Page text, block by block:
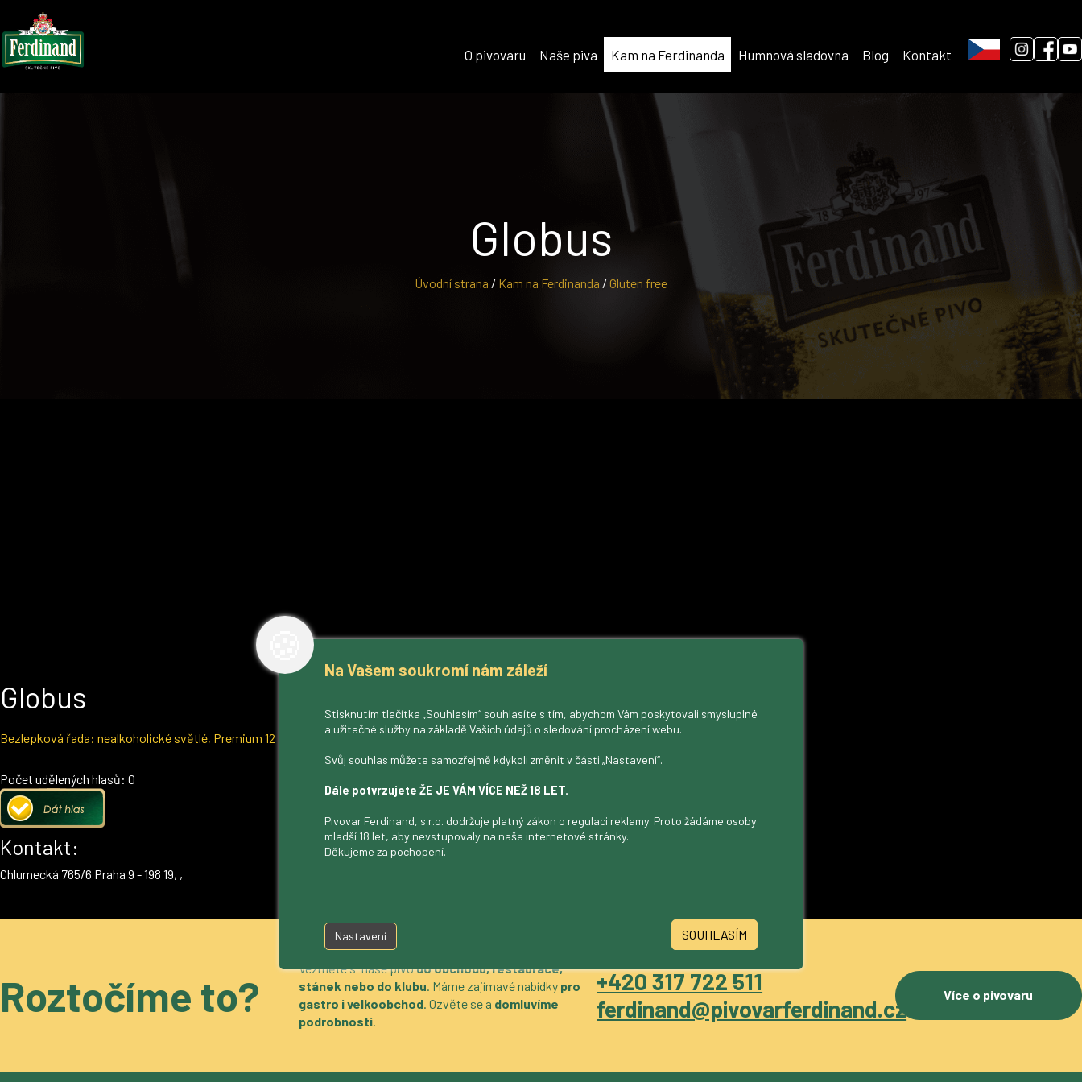
Na Vašem soukromí nám záleží
Stisknutím tlačítka „Souhlasím“ souhlasíte s tím, abychom Vám poskytovali smysluplné
a užitečné služby na základě Vašich údajů o sledování procházení webu.
Svůj souhlas můžete samozřejmě kdykoli změnit v části „Nastavení“.
Dále potvrzujete ŽE JE VÁM VÍCE NEŽ 18 LET.
Pivovar Ferdinand, s.r.o. dodržuje platný zákon o regulaci reklamy. Proto žádáme osoby
mladší 18 let, aby nevstupovaly na naše internetové stránky.
Děkujeme za pochopení.
Nastavení SOUHLASÍM
O pivovaru Naše piva Kam na Ferdinanda Humnová sladovna Blog Kontakt
Úvodní strana / Kam na Ferdinanda / Gluten free
Globus
Globus
Bezlepková řada: nealkoholické světlé, Premium 12 %, polotmavé Sedm kulí 13 %
Počet udělených hlasů: 0
Kontakt:
Chlumecká 765/6 Praha 9 - 198 19, ,
Roztočíme to?
Vezměte si naše pivodo obchodu, restaurace,
stánek nebo do klubu. Máme zajímavé nabídky pro
gastro i velkoobchod. Ozvěte se a domluvíme
podrobnosti.
+420 317 722 511
ferdinand@pivovarferdinand.cz
Více o pivovaru